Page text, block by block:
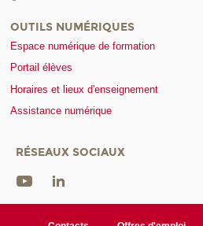
OUTILS NUMÉRIQUES
Espace numérique de formation
Portail élèves
Horaires et lieux d'enseignement
Assistance numérique
RÉSEAUX SOCIAUX